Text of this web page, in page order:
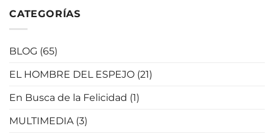
CATEGORÍAS
BLOG (65)
EL HOMBRE DEL ESPEJO (21)
En Busca de la Felicidad (1)
MULTIMEDIA (3)